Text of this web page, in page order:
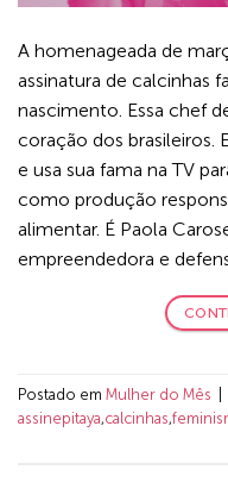
A homenageada de
assinatura de calcinhas
nascimento. Essa chef
coração dos brasileiros.
e usa sua fama na TV
como produção
alimentar. É Paola
empreendedora e
Postado em Mulher do Mês
assinepitaya,calcinhas,